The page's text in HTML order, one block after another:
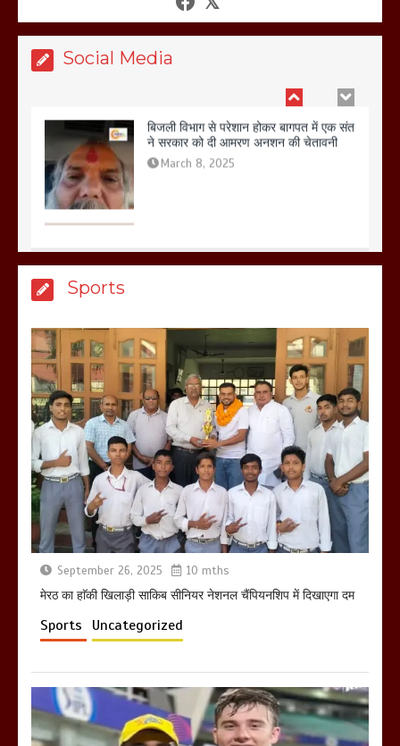
Social Media
बिजली विभाग से परेशान होकर बागपत में एक संत
ने सरकार को दी आमरण अनशन की चेतावनी
March 8, 2025
होलिका रखने पर लात मार कर होलिका को किया
तहस नहस,मोहल्ले वालों के साथ की गई गाली
गलोच ,कहा अगर रखी गई होली तो होगा खून
खराबा,
March 11, 2025
Sports
September 26, 2025 10 mths
मेरठ का हाॅकी खिलाड़ी साकिब सीनियर नेशनल चैंपियनशिप में दिखाएगा दम
Sports Uncategorized